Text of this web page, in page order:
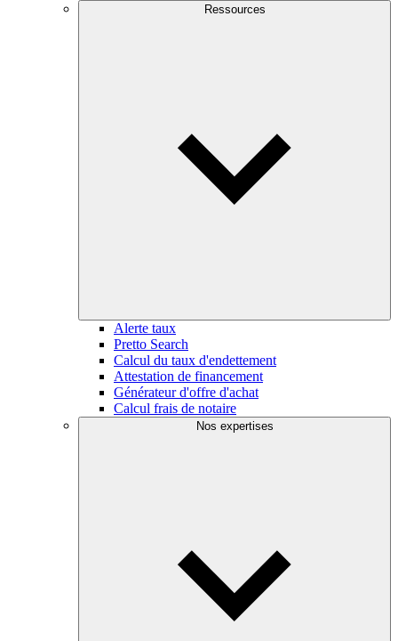
Ressources
Alerte taux
Pretto Search
Calcul du taux d'endettement
Attestation de financement
Générateur d'offre d'achat
Calcul frais de notaire
Nos expertises